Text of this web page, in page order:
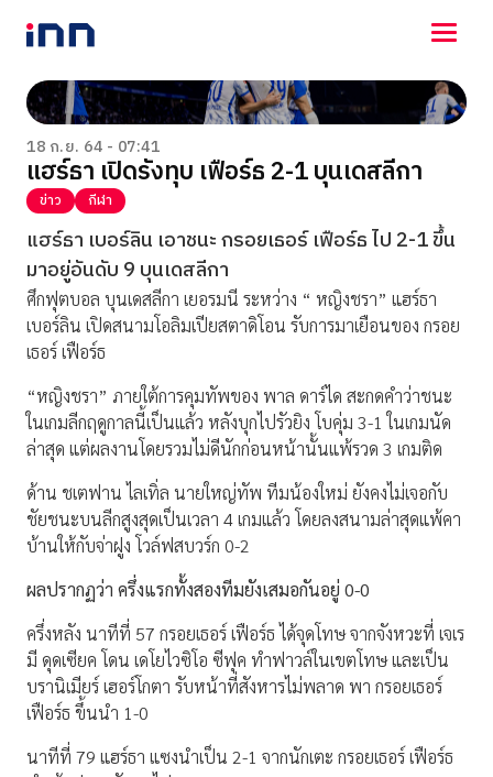
NEWS
ENTERTAINMENT
LIFESTYLE
HOROSCOPE
LOTTERY
VIDEO
ร่วมด้วยช่วยกัน
18 ก.ย. 64 - 07:41
แฮร์ธา เปิดรังทุบ เฟือร์ธ 2-1 บุนเดสลีกา
ข่าว กีฬา
แฮร์ธา เบอร์ลิน เอาชนะ กรอยเธอร์ เฟือร์ธ ไป 2-1 ขึ้น
มาอยู่อันดับ 9 บุนเดสลีกา
ศึกฟุตบอล บุนเดสลีกา เยอรมนี ระหว่าง “ หญิงชรา” แฮร์ธา
เบอร์ลิน เปิดสนามโอลิมเปียสตาดิโอน รับการมาเยือนของ กรอย
เธอร์ เฟือร์ธ
“หญิงชรา” ภายใต้การคุมทัพของ พาล ดาร์ได สะกดคำว่าชนะ
ในเกมลีกฤดูกาลนี้เป็นแล้ว หลังบุกไปรัวยิง โบคุ่ม 3-1 ในเกมนัด
ล่าสุด แต่ผลงานโดยรวมไม่ดีนักก่อนหน้านั้นแพ้รวด 3 เกมติด
ด้าน ชเตฟาน ไลเทิ่ล นายใหญ่ทัพ ทีมน้องใหม่ ยังคงไม่เจอกับ
ชัยชนะบนลีกสูงสุดเป็นเวลา 4 เกมแล้ว โดยลงสนามล่าสุดแพ้คา
บ้านให้กับจ่าฝูง โวล์ฟสบวร์ก 0-2
ผลปรากฏว่า ครึ่งแรกทั้งสองทีมยังเสมอกันอยู่ 0-0
ครึ่งหลัง นาทีที่ 57 กรอยเธอร์ เฟือร์ธ ได้จุดโทษ จากจังหวะที่ เจเร
มี ดุดเซียค โดน เดโยไวซิโอ ซีฟุค ทำฟาวล์ในเขตโทษ และเป็น
บรานิเมียร์ เฮอร์โกตา รับหน้าที่สังหารไม่พลาด พา กรอยเธอร์
เฟือร์ธ ขึ้นนำ 1-0
นาทีที่ 79 แฮร์ธา แซงนำเป็น 2-1 จากนักเตะ กรอยเธอร์ เฟือร์ธ